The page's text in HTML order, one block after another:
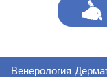
Венерология